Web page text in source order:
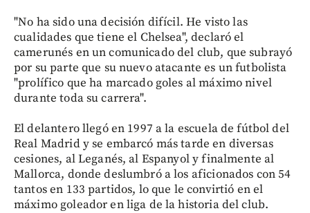
"No ha sido una decisión difícil. He visto las
cualidades que tiene el Chelsea", declaró el
camerunés en un comunicado del club, que subrayó
por su parte que su nuevo atacante es un futbolista
"prolífico que ha marcado goles al máximo nivel
durante toda su carrera".
El delantero llegó en 1997 a la escuela de fútbol del
Real Madrid y se embarcó más tarde en diversas
cesiones, al Leganés, al Espanyol y finalmente al
Mallorca, donde deslumbró a los aficionados con 54
tantos en 133 partidos, lo que le convirtió en el
máximo goleador en liga de la historia del club.